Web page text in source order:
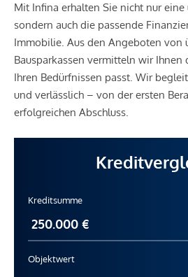
Mit Infina erhalten Sie nicht nur
sondern auch die passende
Immobilie. Aus den Angeboten von
Bausparkassen vermitteln wir Ihnen
Ihren Bedürfnissen passt. Wir
und verlässlich – von der ersten
erfolgreichen Abschluss.
Kreditsumme
Objektwert